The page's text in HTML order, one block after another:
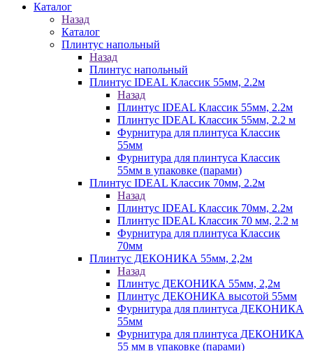
Каталог
Назад
Каталог
Плинтус напольный
Назад
Плинтус напольный
Плинтус IDEAL Классик 55мм, 2.2м
Назад
Плинтус IDEAL Классик 55мм, 2.2м
Плинтус IDEAL Классик 55мм, 2.2 м
Фурнитура для плинтуса Классик
55мм
Фурнитура для плинтуса Классик
55мм в упаковке (парами)
Плинтус IDEAL Классик 70мм, 2.2м
Назад
Плинтус IDEAL Классик 70мм, 2.2м
Плинтус IDEAL Классик 70 мм, 2.2 м
Фурнитура для плинтуса Классик
70мм
Плинтус ДЕКОНИКА 55мм, 2,2м
Назад
Плинтус ДЕКОНИКА 55мм, 2,2м
Плинтус ДЕКОНИКА высотой 55мм
Фурнитура для плинтуса ДЕКОНИКА
55мм
Фурнитура для плинтуса ДЕКОНИКА
55 мм в упаковке (парами)